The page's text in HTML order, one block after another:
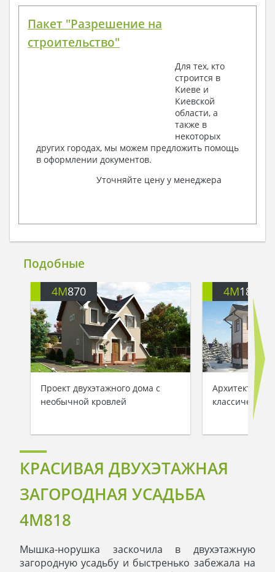
Пакет "Разрешение на
строительство"
Для тех, кто
строится в
Киеве и
Киевской
области, а
также в
некоторых
других городах, мы можем предложить помощь
в оформлении документов.
Уточняйте цену у менеджера
Подобные
4M870
Проект двухэтажного дома с
необычной кровлей
4M1818
КРАСИВАЯ ДВУХЭТАЖНАЯ
ЗАГОРОДНАЯ УСАДЬБА
4M818
Мышка-норушка заскочила в двухэтажную
загородную усадьбу и быстренько забежала на